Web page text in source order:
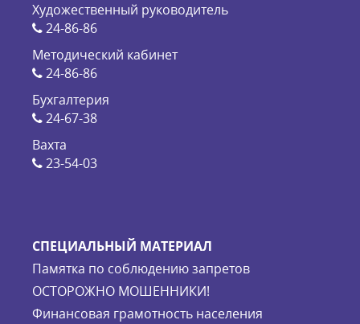
Художественный руководитель
24-86-86
Методический кабинет
24-86-86
Бухгалтерия
24-67-38
Вахта
23-54-03
СПЕЦИАЛЬНЫЙ МАТЕРИАЛ
Памятка по соблюдению запретов
ОСТОРОЖНО МОШЕННИКИ!
Финансовая грамотность населения